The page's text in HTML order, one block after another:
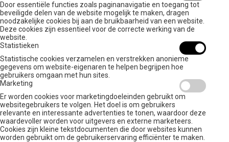
Door essentiële functies zoals paginanavigatie en toegang tot
beveiligde delen van de website mogelijk te maken, dragen
noodzakelijke cookies bij aan de bruikbaarheid van een website.
Deze cookies zijn essentieel voor de correcte werking van de
website.
Statistieken
Statistische cookies verzamelen en verstrekken anonieme
gegevens om website-eigenaren te helpen begrijpen hoe
gebruikers omgaan met hun sites.
Marketing
Er worden cookies voor marketingdoeleinden gebruikt om
websitegebruikers te volgen. Het doel is om gebruikers
relevante en interessante advertenties te tonen, waardoor deze
waardevoller worden voor uitgevers en externe marketeers.
Cookies zijn kleine tekstdocumenten die door websites kunnen
worden gebruikt om de gebruikerservaring efficiënter te maken.